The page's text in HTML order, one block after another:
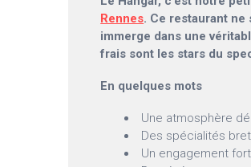
Rennes. Ce restaurant
immerge dans une
frais sont les stars du
En quelques mots
Une atmosphère
Des spécialités
Un engagement